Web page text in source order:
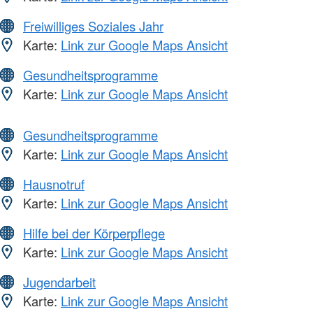
Freiwilliges Soziales Jahr
Karte: Link zur Google Maps Ansicht
Gesundheitsprogramme
Karte: Link zur Google Maps Ansicht
Gesundheitsprogramme
Karte: Link zur Google Maps Ansicht
Hausnotruf
Karte: Link zur Google Maps Ansicht
Hilfe bei der Körperpflege
Karte: Link zur Google Maps Ansicht
Jugendarbeit
Karte: Link zur Google Maps Ansicht